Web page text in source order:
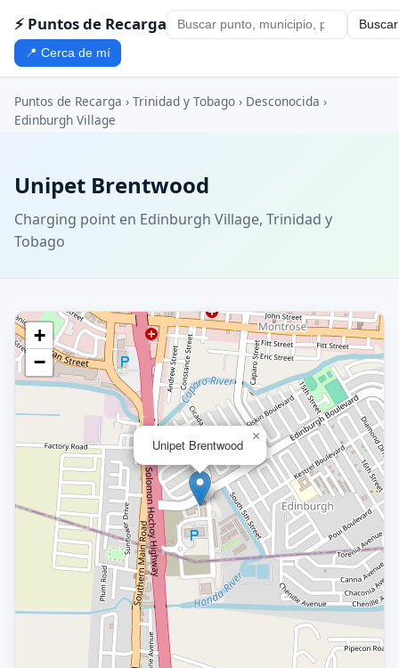
⚡ Puntos de Recarga Buscar
📍 Cerca de mí
Puntos de Recarga › Trinidad y Tobago › Desconocida ›
Edinburgh Village
Unipet Brentwood
Charging point en Edinburgh Village, Trinidad y
Tobago
Unipet Brentwood
×
+
−